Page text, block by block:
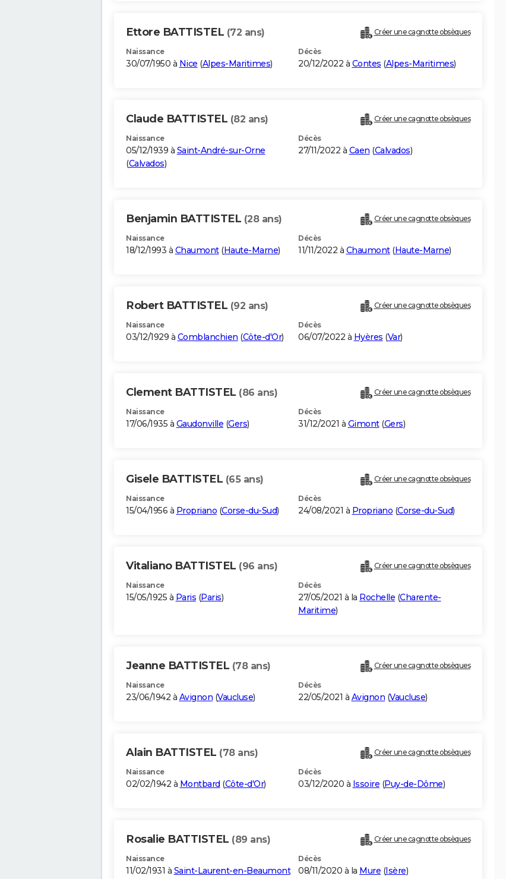
Ettore BATTISTEL (72 ans) Créer une cagnotte obsèques
Naissance
30/07/1950 à Nice (Alpes-Maritimes)
Décès
20/12/2022 à Contes (Alpes-Maritimes)
Claude BATTISTEL (82 ans) Créer une cagnotte obsèques
Naissance
05/12/1939 à Saint-André-sur-Orne
(Calvados)
Décès
27/11/2022 à Caen (Calvados)
Benjamin BATTISTEL (28 ans) Créer une cagnotte obsèques
Naissance
18/12/1993 à Chaumont(Haute-Marne)
Décès
11/11/2022 à Chaumont(Haute-Marne)
Robert BATTISTEL (92 ans) Créer une cagnotte obsèques
Naissance
03/12/1929 à Comblanchien (Côte-d'Or)
Décès
06/07/2022 à Hyères (Var)
Clement BATTISTEL (86 ans) Créer une cagnotte obsèques
Naissance
17/06/1935 à Gaudonville (Gers)
Décès
31/12/2021 à Gimont(Gers)
Gisele BATTISTEL (65 ans) Créer une cagnotte obsèques
Naissance
15/04/1956 à Propriano (Corse-du-Sud)
Décès
24/08/2021 à Propriano (Corse-du-Sud)
Vitaliano BATTISTEL (96 ans) Créer une cagnotte obsèques
Naissance
15/05/1925 à Paris (Paris)
Décès
27/05/2021 à la Rochelle (Charente-
Maritime)
Jeanne BATTISTEL (78 ans) Créer une cagnotte obsèques
Naissance
23/06/1942 à Avignon (Vaucluse)
Décès
22/05/2021 à Avignon (Vaucluse)
Alain BATTISTEL (78 ans) Créer une cagnotte obsèques
Naissance
02/02/1942 à Montbard (Côte-d'Or)
Décès
03/12/2020 à Issoire (Puy-de-Dôme)
Rosalie BATTISTEL (89 ans) Créer une cagnotte obsèques
Naissance
11/02/1931 à Saint-Laurent-en-Beaumont
Décès
08/11/2020 à la Mure (Isère)